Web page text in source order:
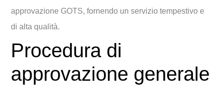
approvazione GOTS, fornendo un servizio tempestivo e
di alta qualità.
Procedura di
approvazione generale